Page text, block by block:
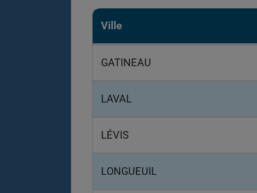
Ville
GATINEAU
LAVAL
LÉVIS
LONGUEUIL